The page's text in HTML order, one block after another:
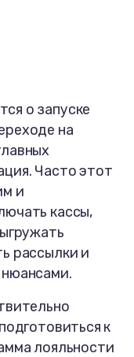
о запуске
на
Часто этот
и
кассы,
рассылки и
к
лояльности